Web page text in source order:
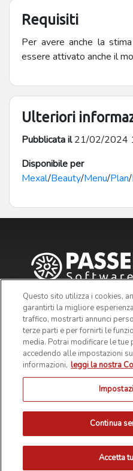
Requisiti
Per avere anche la
essere attivato anche il
Ulteriori
Pubblicata il21/02/2024
Disponibile per
Mexal/Beauty/Menu/Plan/
© 2019 Passepartout s.p.a. -
Sessanta 99, 47891 Dogana
Operatore Economico SM03473
del 6 agosto 2010 - Iscrizione
PRIVACY POLICY
Questo sito utilizza i cookies,
garantirti la migliore
traffico, mostrarti annunci
terze parti e per fornirti le
media. Potrai modificare le tue
accedendo alle impostazioni
informazioni, leggi la nostra
Continua
Accetta